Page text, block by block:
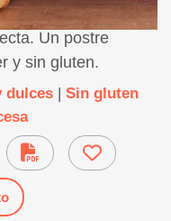
preparación paso
Un postre
y sin gluten.
dulces | Sin gluten